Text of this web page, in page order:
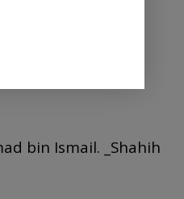
bin Ismail. _Shahih